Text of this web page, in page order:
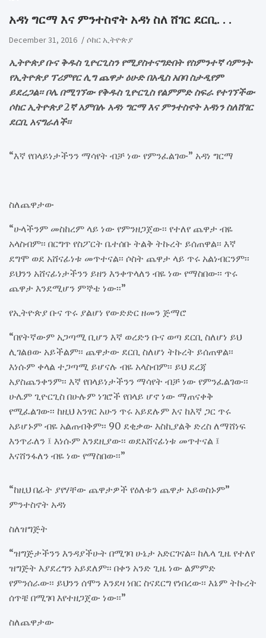
አዳነ ግርማ እና ምንተስኖት አዳነ ስለ ሸገር ደርቢ. . .
December 31, 2016 ሶከር ኢትዮጵያ
ኢትዮጵያ ቡና ቅዱስ ጊዮርጊስን የሚያስተናግድበት የስምንተኛ ሳምንት
የኢትዮጵያ ፕሪምየር ሊግ ጨዋታ ዕሁድ በአዲስ አበባ ስታዲየም
ይደረጋል፡፡ ቦሌ በሚገኘው የቅዱስ ጊዮርጊስ የልምምድ ስፍራ የተገኘችው
ሶከር ኢትዮጵያ 2ኛ አምበሉ አዳነ ግርማ እና ምንተስኖት አዳነን ስለሸገር
ደርቢ አናግራለች፡፡
“እኛ የበላይነታችንን ማሳየት ብቻ ነው የምንፈልገው” አዳነ ግርማ
ስለጨዋታው
“ሁላችንም መስከረም ላይ ነው የምንዘጋጀው፡፡ የተለየ ጨዋታ ብዬ
አላስብም፡፡ በርግጥ የስፖርት ቤተሰቡ ትልቅ ትኩረት ይሰጠዋል፡፡ እኛ
ደግሞ ወደ አሸናፊነቱ መጥተናል፡፡ ሶስት ጨዋታ ላይ ጥሩ አልነብርንም፡፡
ይህንን አሸናፊነታችንን ይዘን እንቀጥላለን ብዬ ነው የማስበው፡፡ ጥሩ
ጨዋታ እንደሚሆን ምኞቴ ነው፡፡”
የኢትዮጵያ ቡና ጥሩ ያልሆነ የውድድር ዘመን ጅማሮ
“በየትኛውም አጋጣሚ ቢሆን እኛ ወረድን ቡና ወጣ ደርቢ ስለሆነ ይህ
ሊገልፀው አይችልም፡፡ ጨዋታው ደርቢ ስለሆነ ትኩረት ይሰጠዋል፡፡
እነሱም ቀላል ተጋጣሚ ይሆናሉ ብዬ አላስብም፡፡ ይህ ደረጃ
አያስጨንቀንም፡፡ እኛ የበላይነታችንን ማሳየት ብቻ ነው የምንፈልገው፡፡
ሁሌም ጊዮርጊስ በሁሉም ነገሮች የበላይ ሆኖ ነው ማጠናቀቅ
የሚፈልገው፡፡ ከዚህ አንፃር አሁን ጥሩ አይደሉም እና ከእኛ ጋር ጥሩ
አይሆኑም ብዬ አልጠብቅም፡፡ 90 ደቂቃው እስኪያልቅ ድረስ ለማሸነፍ
እንጥራለን ፤ እነሱም እንደዚያው፡፡ ወደአሸናፊነቱ መጥተናል ፤
እናሸንፋለን ብዬ ነው የማስበው፡፡”
“ከዚህ በፊት ያየሃቸው ጨዋታዎች የዕለቱን ጨዋታ አይወስኑም”
ምንተስኖት አዳነ
ስለዝግጅት
“ዝግጅታችንን እንዳያችሁት በሚገባ ሁኔታ አድርገናል፡፡ ከሌላ ጊዜ የተለየ
ዝግጅት እያደረግን አይደለም፡፡ በቀን አንድ ጊዜ ነው ልምምድ
የምንሰራው፡፡ ይህንን ሰሞን እንደዛ ነበር ስናደርግ የነበረው፡፡ እኔም ትኩረት
ሰጥቼ በሚገባ እየተዘጋጀው ነው፡፡”
ስለጨዋታው